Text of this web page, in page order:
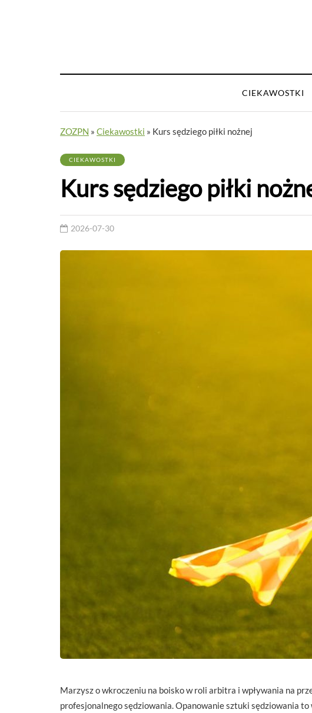
CIEKAWOSTKI
ZOZPN » Ciekawostki » Kurs sędziego piłki nożnej
CIEKAWOSTKI
Kurs sędziego piłki
2026-07-30
Marzysz o wkroczeniu na boisko w roli arbitra i wpływania na
profesjonalnego sędziowania. Opanowanie sztuki sędziowania